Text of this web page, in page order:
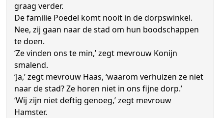
graag verder.
De familie Poedel komt nooit in de dorpswinkel.
Nee, zij gaan naar de stad om hun boodschappen
te doen.
‘Ze vinden ons te min,’ zegt mevrouw Konijn
smalend.
‘Ja,’ zegt mevrouw Haas, ‘waarom verhuizen ze niet
naar de stad? Ze horen niet in ons fijne dorp.’
‘Wij zijn niet deftig genoeg,’ zegt mevrouw
Hamster.